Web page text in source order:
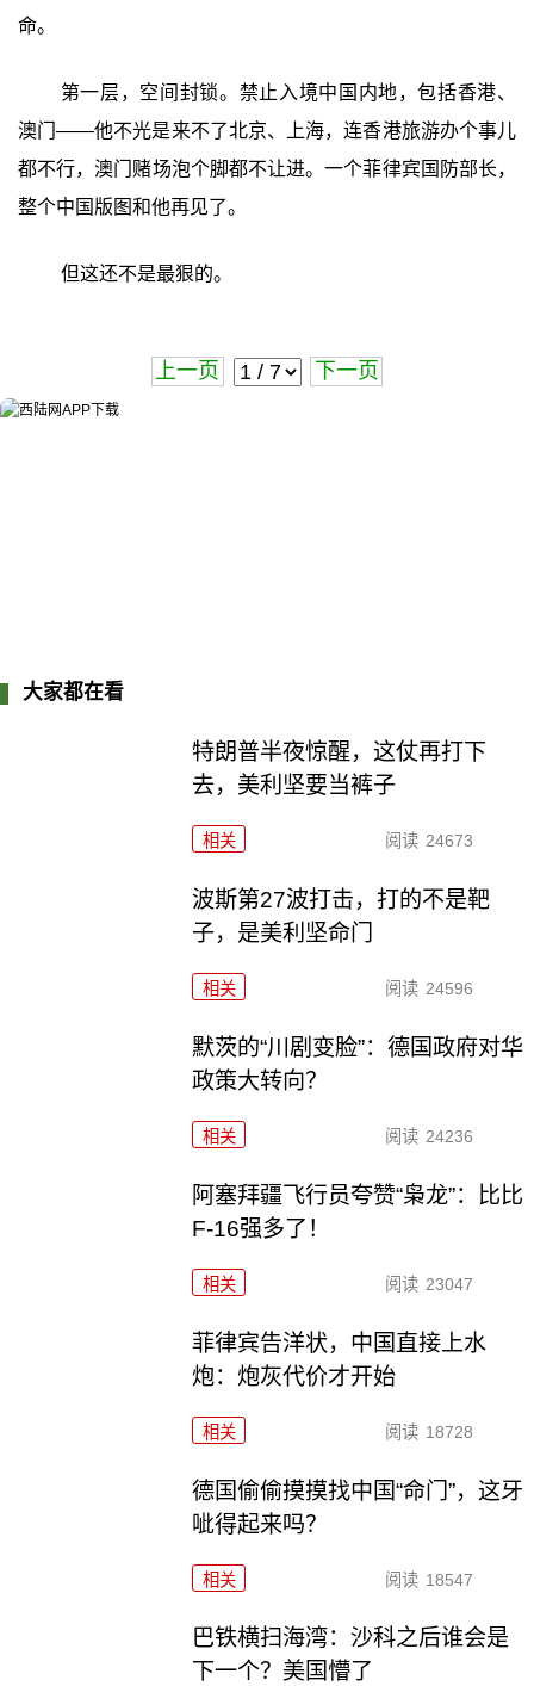
命。
第一层，空间封锁。禁止入境中国内地，包括香港、
澳门——他不光是来不了北京、上海，连香港旅游办个事儿
都不行，澳门赌场泡个脚都不让进。一个菲律宾国防部长，
整个中国版图和他再见了。
但这还不是最狠的。
上一页 下一页
大家都在看
特朗普半夜惊醒，这仗再打下
去，美利坚要当裤子
相关 阅读 24673
波斯第27波打击，打的不是靶
子，是美利坚命门
相关 阅读 24596
默茨的“川剧变脸”：德国政府对华
政策大转向？
相关 阅读 24236
阿塞拜疆飞行员夸赞“枭龙”：比比
F-16强多了！
相关 阅读 23047
菲律宾告洋状，中国直接上水
炮：炮灰代价才开始
相关 阅读 18728
德国偷偷摸摸找中国“命门”，这牙
呲得起来吗？
相关 阅读 18547
巴铁横扫海湾：沙科之后谁会是
下一个？美国懵了